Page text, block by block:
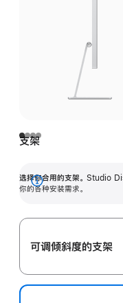
支架
选择你合用的支架。 Studio
你的各种安装需求。
展
可调倾斜度的支架